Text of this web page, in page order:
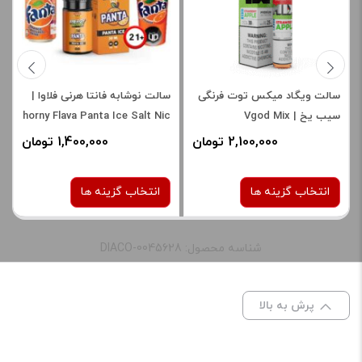
امتیاز شما*
دیدگاه شما*
نام *
سالت ویگاد میکس توت فرنگی
سیب یخ | Vgod Mix
Strawberry Apple Ice Saltnic
2,100,000 تومان
انتخاب گزینه ها
صاف
سالت نوشابه فانتا هرنی فلاوا |
horny Flava Panta Ice Salt Nic
1,400,000 تومان
انتخاب گزینه ها
شناسه محصول: DIACO-0045628
پرش به بالا